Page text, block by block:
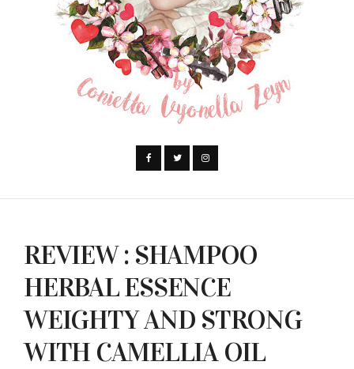
REVIEW : SHAMPOO
HERBAL ESSENCE
WEIGHTY AND STRONG
WITH CAMELLIA OIL